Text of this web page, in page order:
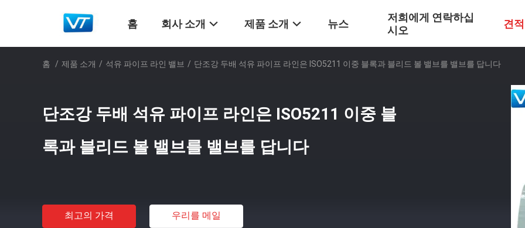
홈 회사 소개 제품 소개 뉴스
저희에게 연락하십
시오
견
홈 / 제품 소개 / 석유 파이프 라인 밸브 / 단조강 두배 석유 파이프 라인은 ISO5211 이중 블록과 블리드 볼 밸브를 밸브를 답니다
단조강 두배 석유 파이프 라인은 ISO5211 이중 블
록과 블리드 볼 밸브를 밸브를 답니다
최고의 가격 우리를 메일